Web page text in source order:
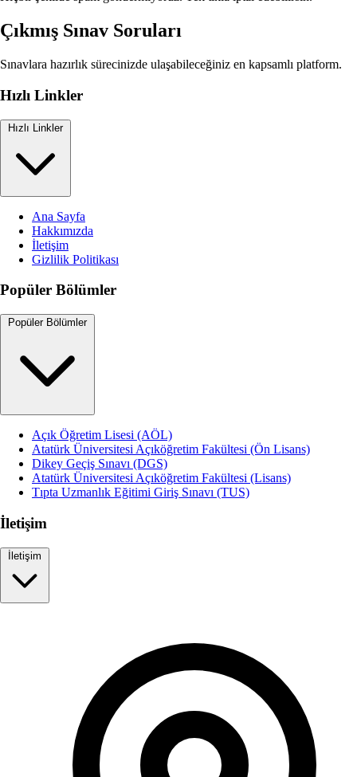
Çıkmış Sınav Soruları
Sınavlara hazırlık sürecinizde ulaşabileceğiniz en kapsamlı platform.
Hızlı Linkler
Hızlı Linkler
Ana Sayfa
Hakkımızda
İletişim
Gizlilik Politikası
Popüler Bölümler
Popüler Bölümler
Açık Öğretim Lisesi (AÖL)
Atatürk Üniversitesi Açıköğretim Fakültesi (Ön Lisans)
Dikey Geçiş Sınavı (DGS)
Atatürk Üniversitesi Açıköğretim Fakültesi (Lisans)
Tıpta Uzmanlık Eğitimi Giriş Sınavı (TUS)
İletişim
İletişim